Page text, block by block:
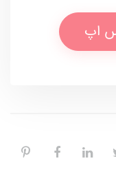
اپ